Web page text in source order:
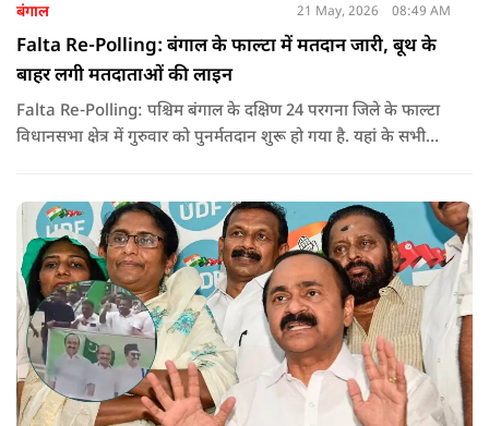
बंगाल 21 May, 2026 08:49 AM
Falta Re-Polling: बंगाल के फाल्टा में मतदान जारी, बूथ के
बाहर लगी मतदाताओं की लाइन
Falta Re-Polling: पश्चिम बंगाल के दक्षिण 24 परगना जिले के फाल्टा
विधानसभा क्षेत्र में गुरुवार को पुनर्मतदान शुरू हो गया है. यहां के सभी